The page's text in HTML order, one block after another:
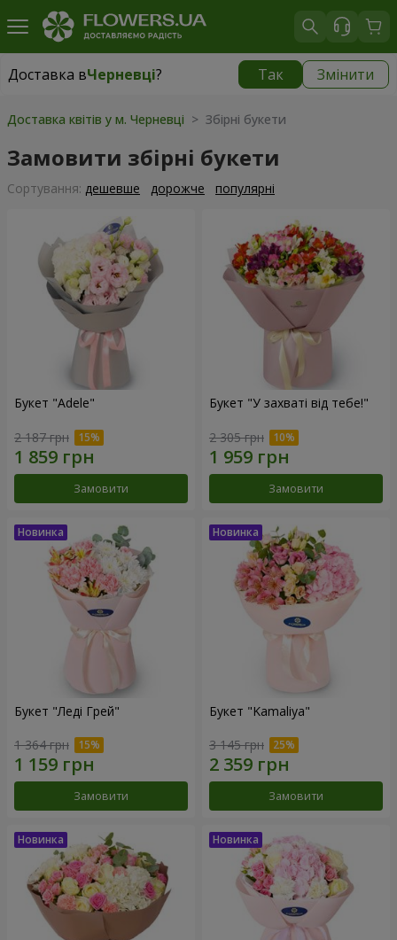
Доставка вЧерневці? Так Змінити
Доставка вЧерневці|
Доставка квітів у м. Черневці > Збірні букети
Замовити збірні букети
Сортування: дешевше дорожче популярні
Букет "Adele"
2 187 грн
Замовити
Букет "У захваті від тебе!"
2 305 грн
Замовити
Букет "Леді Грей"
1 364 грн
Замовити
Букет "Kamaliya"
3 145 грн
Замовити